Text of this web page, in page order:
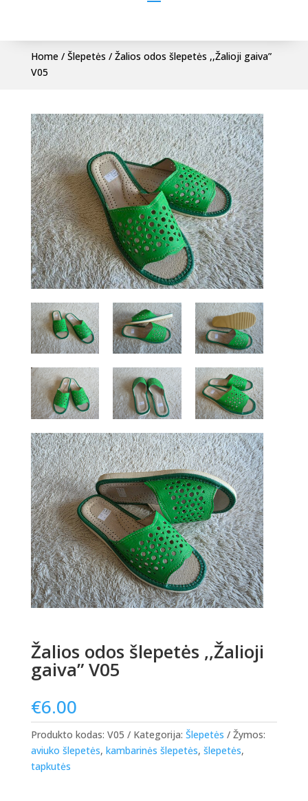
Home/ Šlepetės / Žalios odos šlepetės ,,Žalioji gaiva”
V05
Žalios odos šlepetės ,,Žalioji
gaiva” V05
€6.00
Produkto kodas: V05 Kategorija: Šlepetės
Žymos:
aviuko šlepetės, kambarinės šlepetės, šlepetės,
tapkutės